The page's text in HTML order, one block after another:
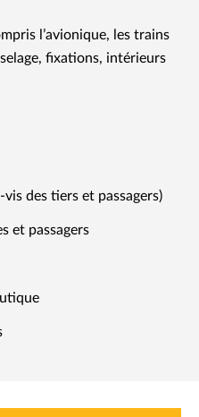
l’avionique, les trains
fixations, intérieurs
des tiers et passagers)
et passagers